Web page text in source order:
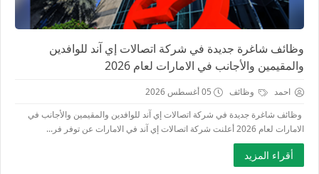
وظائف شاغرة جديدة في شركة اتصالات إي آند للوافدين
والمقيمين والأجانب في الامارات لعام 2026
احمد وظائف
05 أغسطس 2026
وظائف شاغرة جديدة في شركة اتصالات إي آند للوافدين والمقيمين والأجانب في
الامارات لعام 2026 أعلنت شركة اتصالات إي آند في الامارات عن توفر فر...
أقراء المزيد